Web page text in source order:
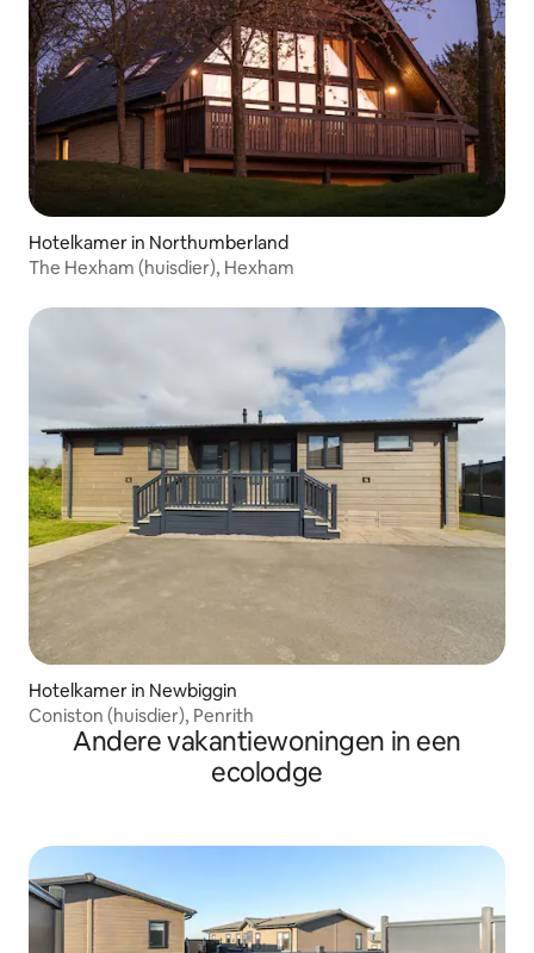
Hotelkamer in Northumberland
The Hexham (huisdier), Hexham
Hotelkamer in Newbiggin
Coniston (huisdier), Penrith
Andere vakantiewoningen in een
ecolodge